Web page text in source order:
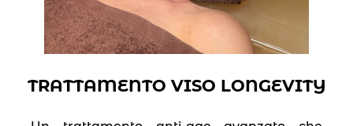
TRATTAMENTO VISO LONGEVITY